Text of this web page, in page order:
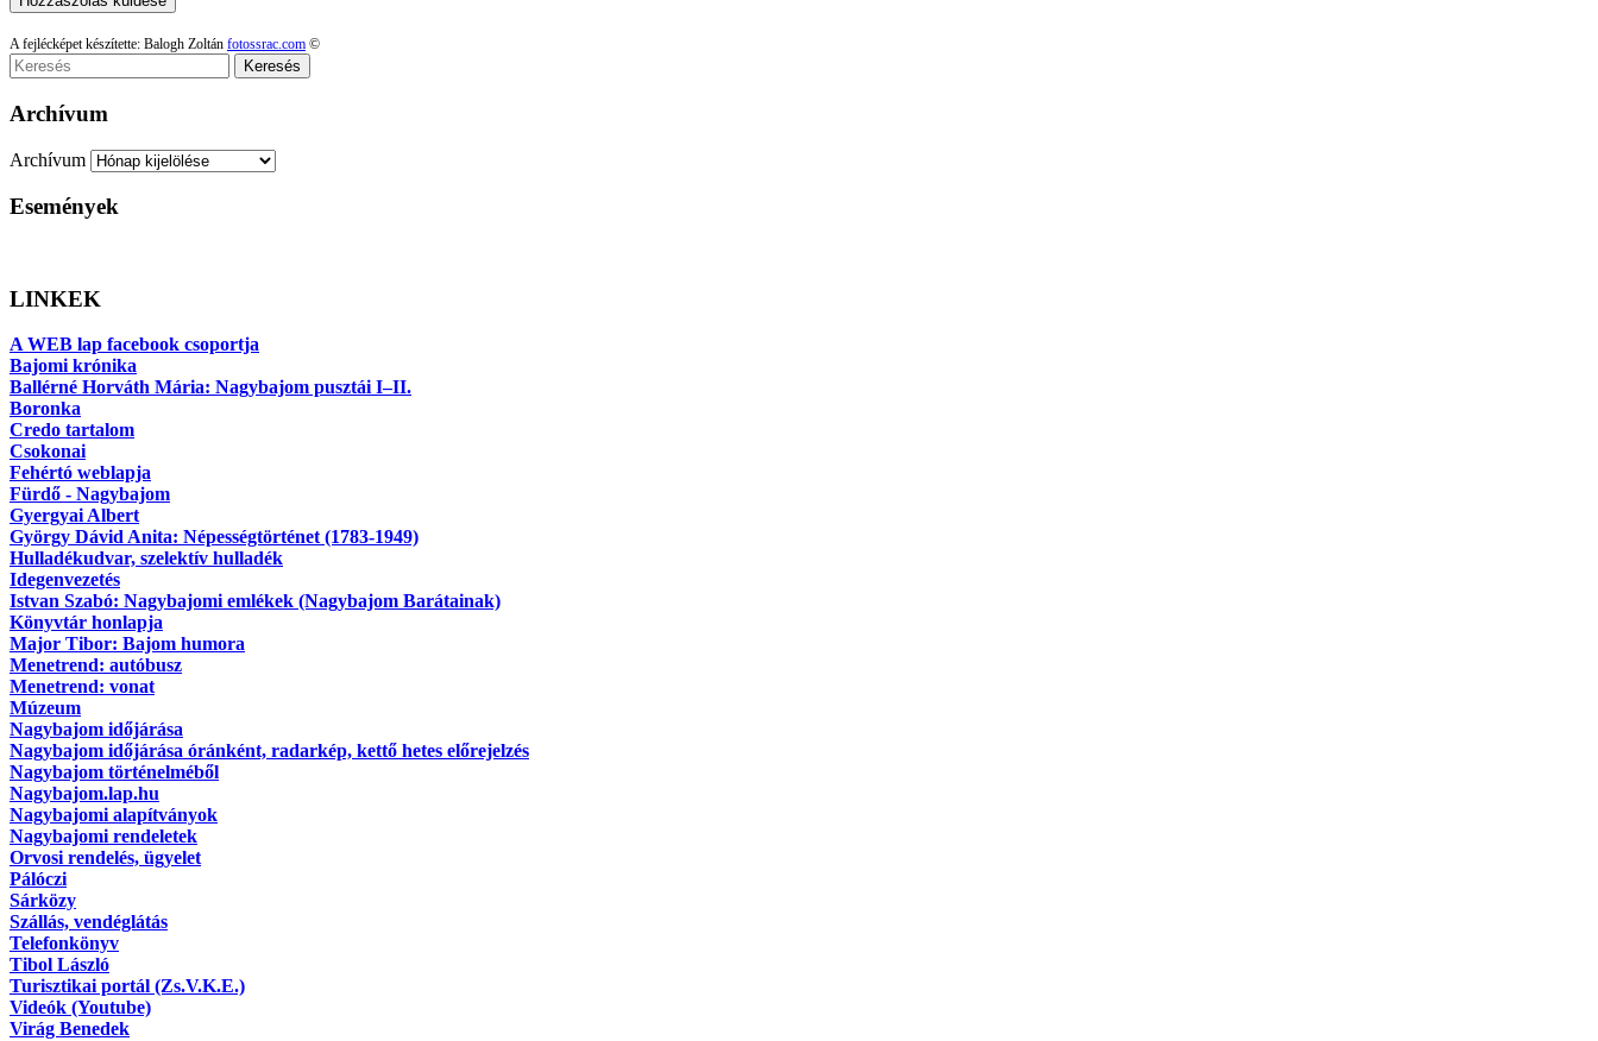
A fejlécképet készítette: Balogh Zoltán fotossrac.com ©
Keresés
Archívum
Archívum
Események
LINKEK
A WEB lap facebook csoportja
Bajomi krónika
Ballérné Horváth Mária: Nagybajom pusztái I–II.
Boronka
Credo tartalom
Csokonai
Fehértó weblapja
Fürdő - Nagybajom
Gyergyai Albert
György Dávid Anita: Népességtörténet (1783-1949)
Hulladékudvar, szelektív hulladék
Idegenvezetés
Istvan Szabó: Nagybajomi emlékek (Nagybajom Barátainak)
Könyvtár honlapja
Major Tibor: Bajom humora
Menetrend: autóbusz
Menetrend: vonat
Múzeum
Nagybajom időjárása
Nagybajom időjárása óránként, radarkép, kettő hetes előrejelzés
Nagybajom történelméből
Nagybajom.lap.hu
Nagybajomi alapítványok
Nagybajomi rendeletek
Orvosi rendelés, ügyelet
Pálóczi
Sárközy
Szállás, vendéglátás
Telefonkönyv
Tibol László
Turisztikai portál (Zs.V.K.E.)
Videók (Youtube)
Virág Benedek